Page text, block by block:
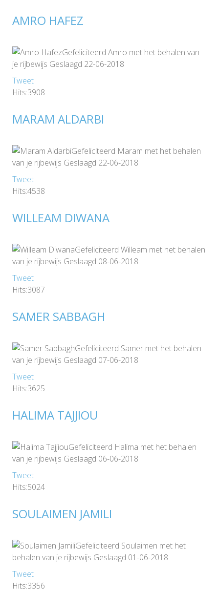
AMRO HAFEZ
Gefeliciteerd Amro met het behalen van
je rijbewijs Geslaagd 22-06-2018
Tweet
Hits:3908
MARAM ALDARBI
Gefeliciteerd Maram met het behalen
van je rijbewijs Geslaagd 22-06-2018
Tweet
Hits:4538
WILLEAM DIWANA
Gefeliciteerd Willeam met het behalen
van je rijbewijs Geslaagd 08-06-2018
Tweet
Hits:3087
SAMER SABBAGH
Gefeliciteerd Samer met het behalen
van je rijbewijs Geslaagd 07-06-2018
Tweet
Hits:3625
HALIMA TAJJIOU
Gefeliciteerd Halima met het behalen
van je rijbewijs Geslaagd 06-06-2018
Tweet
Hits:5024
SOULAIMEN JAMILI
Gefeliciteerd Soulaimen met het
behalen van je rijbewijs Geslaagd 01-06-2018
Tweet
Hits:3356